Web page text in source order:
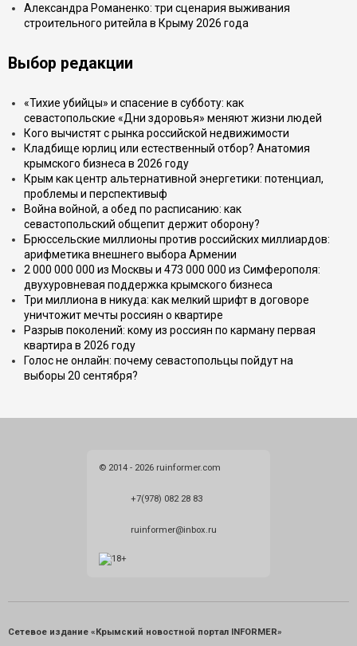
Александра Романенко: три сценария выживания
строительного ритейла в Крыму 2026 года
Выбор редакции
«Тихие убийцы» и спасение в субботу: как
севастопольские «Дни здоровья» меняют жизни людей
Кого вычистят с рынка российской недвижимости
Кладбище юрлиц или естественный отбор? Анатомия
крымского бизнеса в 2026 году
Крым как центр альтернативной энергетики: потенциал,
проблемы и перспективыф
Война войной, а обед по расписанию: как
севастопольский общепит держит оборону?
Брюссельские миллионы против российских миллиардов:
арифметика внешнего выбора Армении
2 000 000 000 из Москвы и 473 000 000 из Симферополя:
двухуровневая поддержка крымского бизнеса
Три миллиона в никуда: как мелкий шрифт в договоре
уничтожит мечты россиян о квартире
Разрыв поколений: кому из россиян по карману первая
квартира в 2026 году
Голос не онлайн: почему севастопольцы пойдут на
выборы 20 сентября?
© 2014 - 2026 ruinformer.com
+7(978) 082 28 83
ruinformer@inbox.ru
Сетевое издание «Крымский новостной портал INFORMER»